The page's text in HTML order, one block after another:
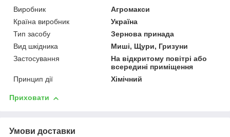
Виробник
Агромакси
Країна виробник
Україна
Тип засобу
Зернова принада
Вид шкідника
Миші, Щури, Гризуни
Застосування
На відкритому повітрі або
всередині приміщення
Принцип дії
Хімічний
Приховати
Умови доставки